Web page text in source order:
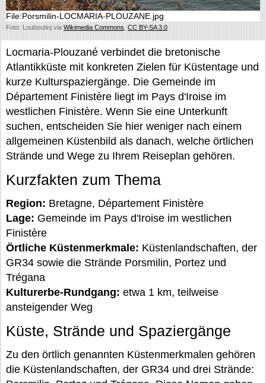
File:Porsmilin-LOCMARIA-PLOUZANE.jpg
Foto: Louboutinj via Wikimedia Commons CC BY-SA 3.0
Locmaria-Plouzané verbindet die bretonische
Atlantikküste mit konkreten Zielen für Küstentage und
kurze Kulturspaziergänge. Die Gemeinde im
Département Finistère liegt im Pays d'Iroise im
westlichen Finistère. Wenn Sie eine Unterkunft
suchen, entscheiden Sie hier weniger nach einem
allgemeinen Küstenbild als danach, welche örtlichen
Strände und Wege zu Ihrem Reiseplan gehören.
Kurzfakten zum Thema
Region: Bretagne, Département Finistère
Lage: Gemeinde im Pays d'Iroise im westlichen
Finistère
Örtliche Küstenmerkmale: Küstenlandschaften, der
GR34 sowie die Strände Porsmilin, Portez und
Trégana
Kulturerbe-Rundgang: etwa 1 km, teilweise
ansteigender Weg
Küste, Strände und Spaziergänge
Zu den örtlich genannten Küstenmerkmalen gehören
die Küstenlandschaften, der GR34 und drei Strände: